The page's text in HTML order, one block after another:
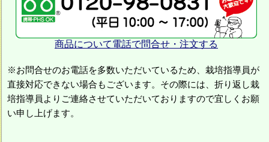
商品について電話で問合せ・注文する
※お問合せのお電話を多数いただいているため、栽培指導員が
直接対応できない場合もございます。その際には、折り返し栽
培指導員よりご連絡させていただいておりますので宜しくお願
い申し上げます。